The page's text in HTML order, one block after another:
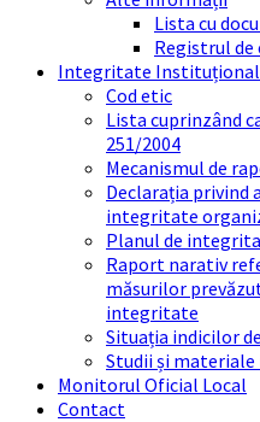
Lista cu
Registrul de
Integritate
Cod etic
Lista cuprinzând
251/2004
Mecanismul de
Declarația privind
integritate
Planul de
Raport narativ
măsurilor
integritate
Situația indicilor
Studii și
Monitorul Oficial Local
Contact